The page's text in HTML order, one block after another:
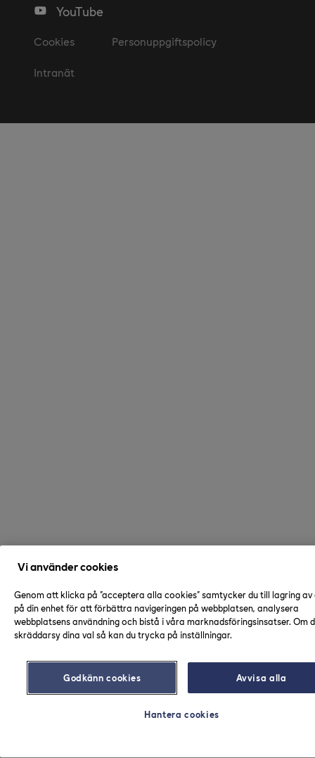
YouTube
Cookies Personuppgiftspolicy
Intranät
Vi använder cookies
Genom att klicka på "acceptera alla cookies" samtycker du till lagring av
på din enhet för att förbättra navigeringen på webbplatsen, analysera
webbplatsens användning och bistå i våra marknadsföringsinsatser. Om
skräddarsy dina val så kan du trycka på inställningar.
Godkänn cookies Avvisa alla
Hantera cookies